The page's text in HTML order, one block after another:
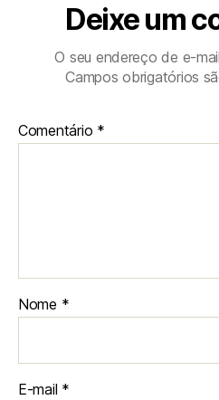
Deixe um
O seu endereço de e-
Campos obrigatórios
Comentário *
Nome *
E-mail *